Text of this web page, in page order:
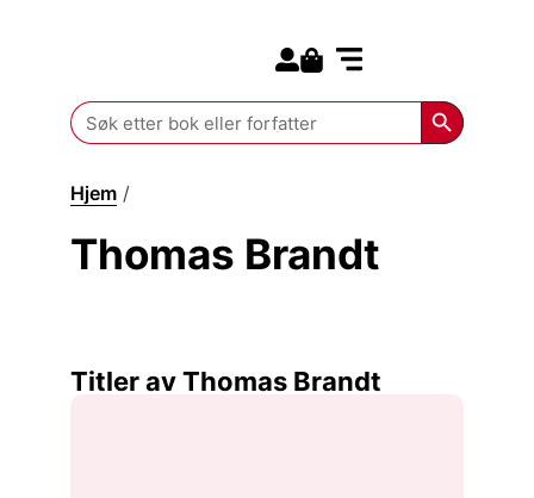
Search
for:
Search
Hjem /
Thomas Brandt
Titler av Thomas Brandt